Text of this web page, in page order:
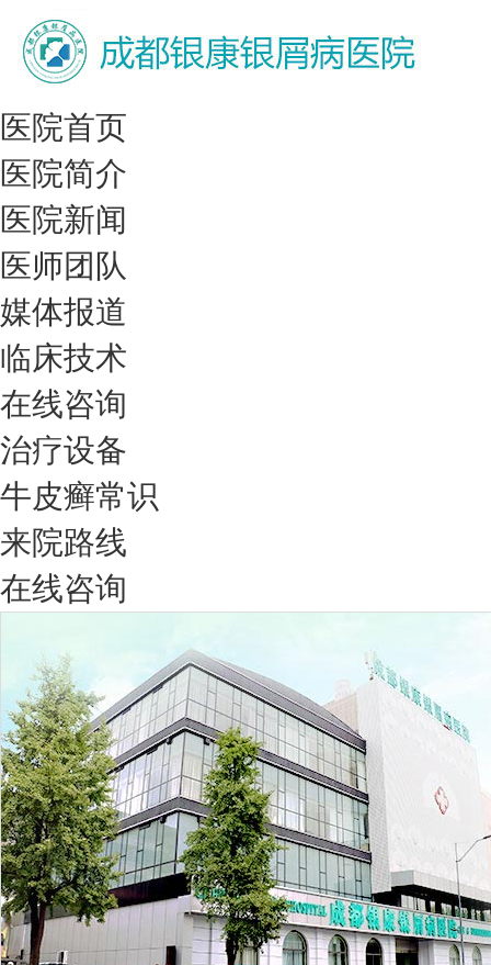
医院首页
医院简介
医院新闻
医师团队
媒体报道
临床技术
在线咨询
治疗设备
牛皮癣常识
来院路线
在线咨询